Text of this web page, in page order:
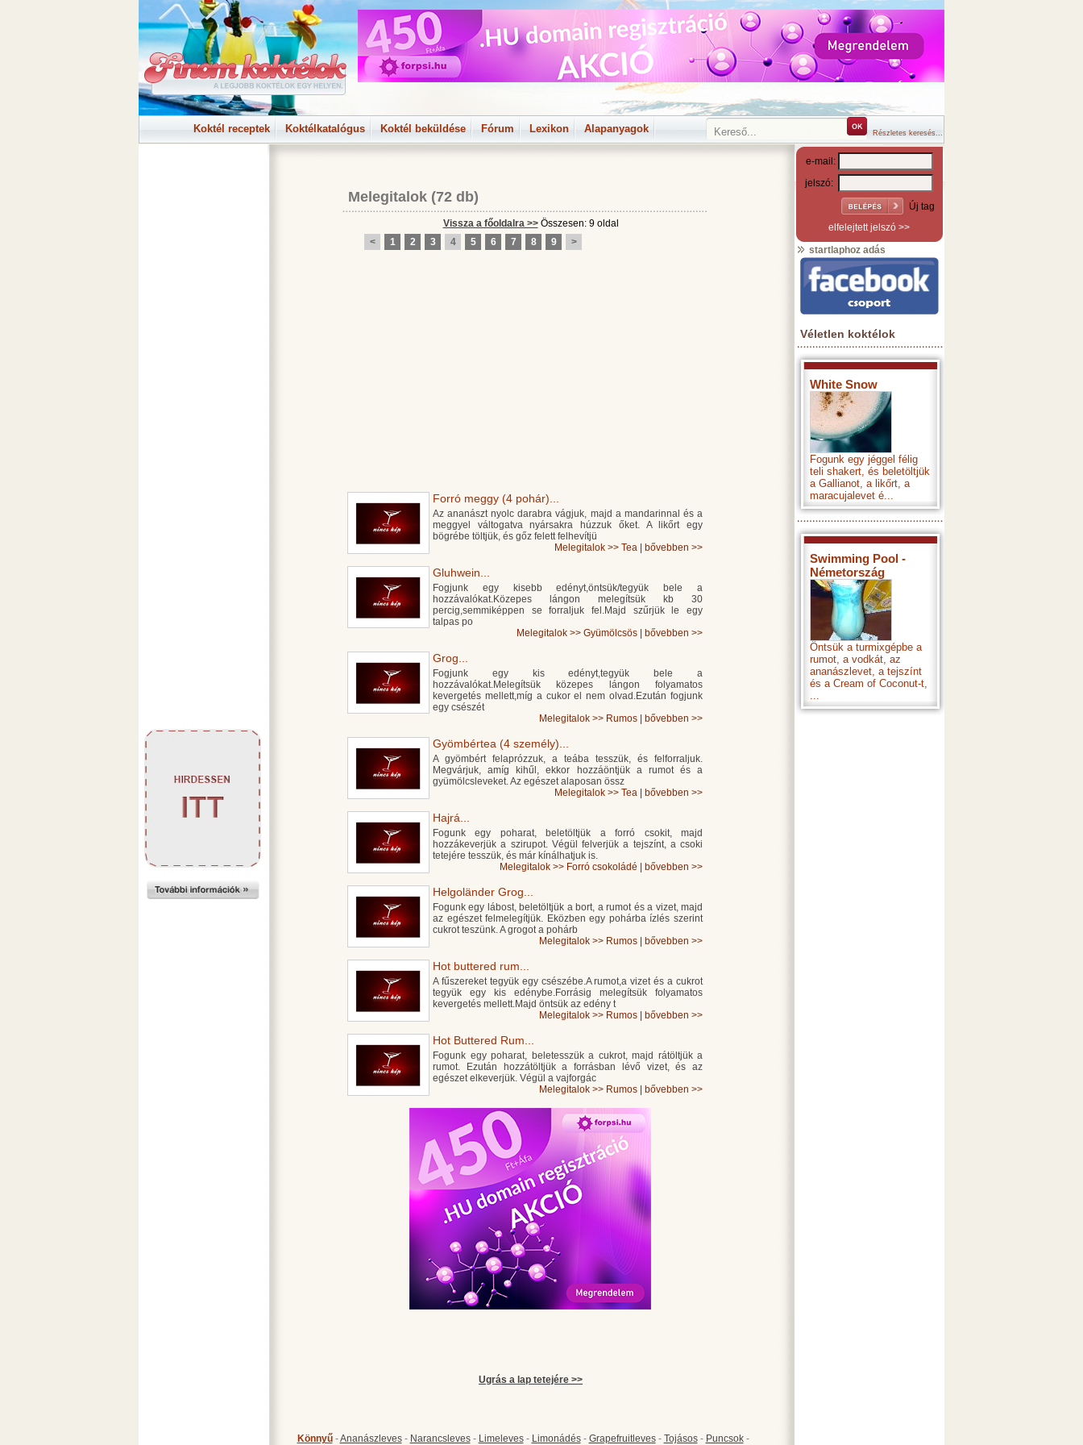
Koktél receptek Koktélkatalógus Koktél beküldése Fórum Lexikon Alapanyagok Részletes keresés...
Melegitalok (72 db)
Vissza a főoldalra >>Összesen: 9 oldal
<
1 2 3 4 5 6 7 8 9 >
Forró meggy (4 pohár)...
Az ananászt nyolc darabra vágjuk, majd a mandarinnal és a
meggyel váltogatva nyársakra húzzuk őket. A likőrt egy
bögrébe töltjük, és gőz felett felhevítjü
Melegitalok >> Tea bővebben >>
Gluhwein...
Fogjunk egy kisebb edényt,öntsük/tegyük bele a
hozzávalókat.Közepes lángon melegítsük kb 30
percig,semmiképpen se forraljuk fel.Majd szűrjük le egy
talpas po
Melegitalok >> Gyümölcsös bővebben >>
Grog...
Fogjunk egy kis edényt,tegyük bele a
hozzávalókat.Melegítsük közepes lángon folyamatos
kevergetés mellett,míg a cukor el nem olvad.Ezután fogjunk
egy csészét
Melegitalok >> Rumos bővebben >>
Gyömbértea (4 személy)...
A gyömbért felaprózzuk, a teába tesszük, és felforraljuk.
Megvárjuk, amíg kihűl, ekkor hozzáöntjük a rumot és a
gyümölcsleveket. Az egészet alaposan össz
Melegitalok >> Tea bővebben >>
Hajrá...
Fogunk egy poharat, beletöltjük a forró csokit, majd
hozzákeverjük a szirupot. Végül felverjük a tejszínt, a csoki
tetejére tesszük, és már kínálhatjuk is.
Melegitalok >> Forró csokoládé bővebben >>
Helgoländer Grog...
Fogunk egy lábost, beletöltjük a bort, a rumot és a vizet, majd
az egészet felmelegítjük. Eközben egy pohárba ízlés szerint
cukrot teszünk. A grogot a pohárb
Melegitalok >> Rumos bővebben >>
Hot buttered rum...
A fűszereket tegyük egy csészébe.A rumot,a vizet és a cukrot
tegyük egy kis edénybe.Forrásig melegítsük folyamatos
kevergetés mellett.Majd öntsük az edény t
Melegitalok >> Rumos bővebben >>
Hot Buttered Rum...
Fogunk egy poharat, beletesszük a cukrot, majd rátöltjük a
rumot. Ezután hozzátöltjük a forrásban lévő vizet, és az
egészet elkeverjük. Végül a vajforgác
Melegitalok >> Rumos bővebben >>
Ugrás a lap tetejére >>
Könnyű-Ananászleves- Narancsleves- Limeleves- Limonádés- Grapefruitleves- Tojásos- Puncsok-
e-mail:
jelszó:
Új tag
elfelejtett jelszó >>
startlaphoz adás
Véletlen koktélok
White Snow
Fogunk egy jéggel félig
teli shakert, és beletöltjük
a Gallianot, a likőrt, a
maracujalevet é...
Swimming Pool -
Németország
Öntsük a turmixgépbe a
rumot, a vodkát, az
ananászlevet, a tejszínt
és a Cream of Coconut-t,
...